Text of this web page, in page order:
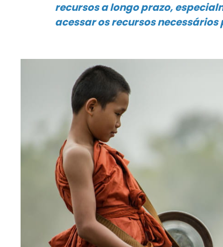
recursos a longo prazo,
acessar os recursos